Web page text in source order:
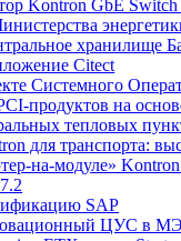
Kontron GbE
хранилище
Citect
Системного
продуктов на
тепловых
для транспорта:
на-модуле»
SAP
ЦУС в